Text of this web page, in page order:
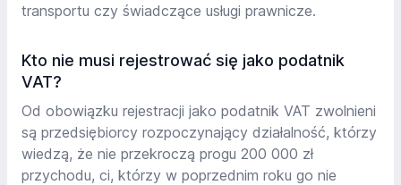
transportu czy świadczące usługi prawnicze.
Kto nie musi rejestrować się jako podatnik
VAT?
Od obowiązku rejestracji jako podatnik VAT zwolnieni
są przedsiębiorcy rozpoczynający działalność, którzy
wiedzą, że nie przekroczą progu 200 000 zł
przychodu, ci, którzy w poprzednim roku go nie